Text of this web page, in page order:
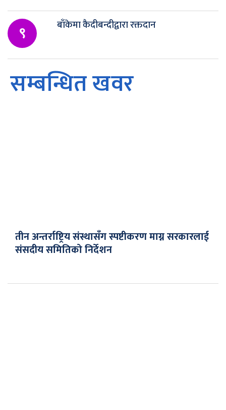
९ बाँकेमा कैदीबन्दीद्वारा रक्तदान
सम्बन्धित खवर
तीन अन्तर्राष्ट्रिय संस्थासँग स्पष्टीकरण माग्न सरकारलाई
संसदीय समितिको निर्देशन